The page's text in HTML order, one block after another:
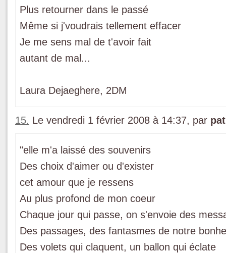
Plus retourner dans le passé
Même si j'voudrais tellement effacer
Je me sens mal de t'avoir fait
autant de mal...
Laura Dejaeghere, 2DM
15. Le vendredi 1 février 2008 à 14:37, par pat
"elle m'a laissé des souvenirs
Des choix d'aimer ou d'exister
cet amour que je ressens
Au plus profond de mon coeur
Chaque jour qui passe, on s'envoie des
Des passages, des fantasmes de notre
Des volets qui claquent, un ballon qui éclate